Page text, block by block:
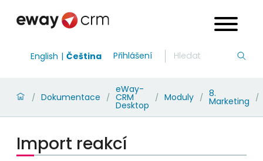
English Čeština Přihlášení
/ Dokumentace /
eWay-
CRM
Desktop
/ Moduly / 8.
Marketing /
Import reakcí